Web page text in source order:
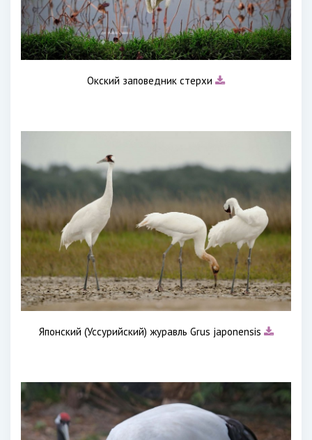
Окский заповедник стерхи
Японский (Уссурийский) журавль Grus japonensis